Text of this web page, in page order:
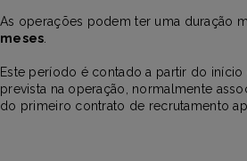
As operações podem ter uma duração
meses.
Este período é contado a partir do início
prevista na operação, normalmente
do primeiro contrato de recrutamento